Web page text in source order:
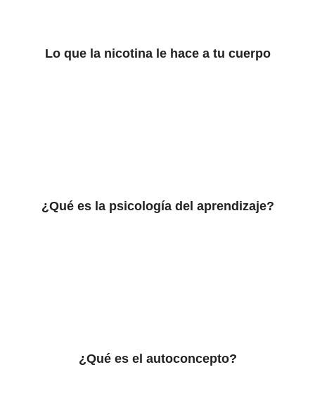
Lo que la nicotina le hace a tu cuerpo
¿Qué es la psicología del aprendizaje?
¿Qué es el autoconcepto?